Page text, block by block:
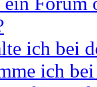
ich bei
ich